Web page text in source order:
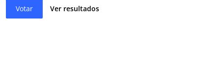
Votar Ver resultados